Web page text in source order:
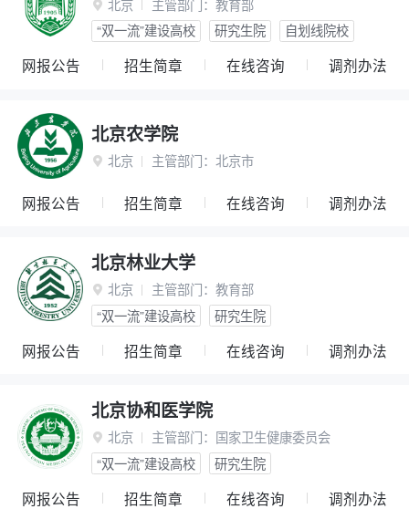
 北京 主管部门： 教育部
“双一流”建设高校
研究生院 自划线院校
网报公告 招生简章 在线咨询 调剂办法
北京农学院
 北京 主管部门： 北京市
网报公告 招生简章 在线咨询 调剂办法
北京林业大学
 北京 主管部门： 教育部
“双一流”建设高校
研究生院
网报公告 招生简章 在线咨询 调剂办法
北京协和医学院
 北京 主管部门： 国家卫生健康委员会
“双一流”建设高校
研究生院
网报公告 招生简章 在线咨询 调剂办法